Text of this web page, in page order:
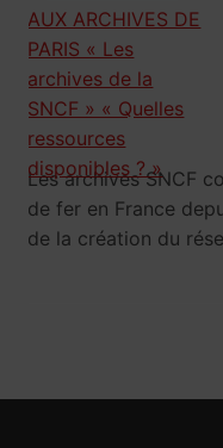
Les archives SNCF
de fer en France
de la création du